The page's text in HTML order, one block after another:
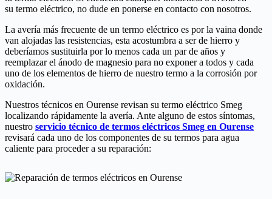
su termo eléctrico, no dude en ponerse en contacto con nosotros.
La avería más frecuente de un termo eléctrico es por la vaina donde
van alojadas las resistencias, esta acostumbra a ser de hierro y
deberíamos sustituirla por lo menos cada un par de años y
reemplazar el ánodo de magnesio para no exponer a todos y cada
uno de los elementos de hierro de nuestro termo a la corrosión por
oxidación.
Nuestros técnicos en Ourense revisan su termo eléctrico Smeg
localizando rápidamente la avería. Ante alguno de estos síntomas,
nuestro servicio técnico de termos eléctricos Smeg en Ourense
revisará cada uno de los componentes de su termos para agua
caliente para proceder a su reparación: